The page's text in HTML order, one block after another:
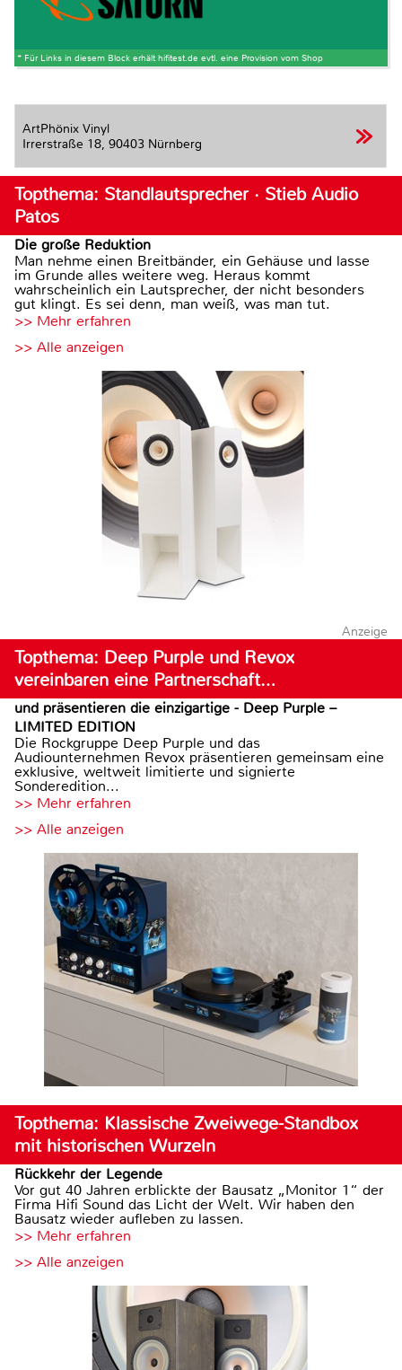
* Für Links in diesem Block erhält hifitest.de evtl. eine Provision vom Shop
ArtPhönix Vinyl
Irrerstraße 18, 90403 Nürnberg
Topthema: Standlautsprecher · Stieb Audio
Patos
Die große Reduktion
Man nehme einen Breitbänder, ein Gehäuse und lasse
im Grunde alles weitere weg. Heraus kommt
wahrscheinlich ein Lautsprecher, der nicht besonders
gut klingt. Es sei denn, man weiß, was man tut.
>> Mehr erfahren
>> Alle anzeigen
Anzeige
Topthema: Deep Purple und Revox
vereinbaren eine Partnerschaft…
und präsentieren die einzigartige - Deep Purple –
LIMITED EDITION
Die Rockgruppe Deep Purple und das
Audiounternehmen Revox präsentieren gemeinsam eine
exklusive, weltweit limitierte und signierte
Sonderedition...
>> Mehr erfahren
>> Alle anzeigen
Topthema: Klassische Zweiwege-Standbox
mit historischen Wurzeln
Rückkehr der Legende
Vor gut 40 Jahren erblickte der Bausatz „Monitor 1“ der
Firma Hifi Sound das Licht der Welt. Wir haben den
Bausatz wieder aufleben zu lassen.
>> Mehr erfahren
>> Alle anzeigen